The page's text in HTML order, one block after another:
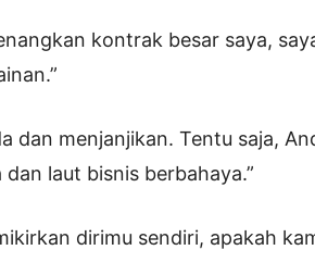
kontrak besar saya,
dan menjanjikan. Tentu saja,
laut bisnis berbahaya.”
dirimu sendiri, apakah